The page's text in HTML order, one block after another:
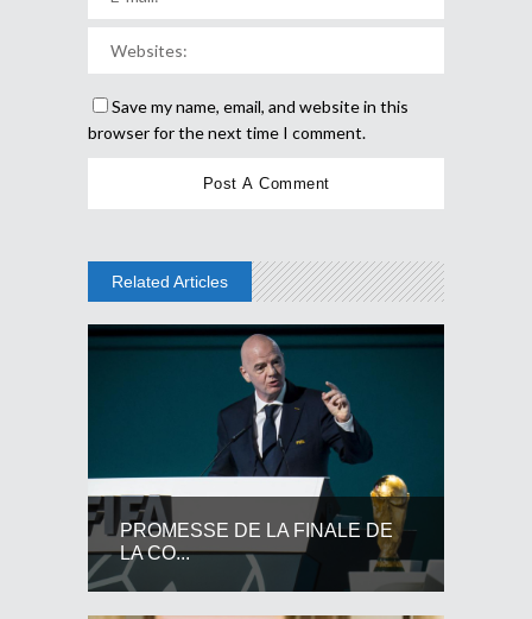
Save my name, email, and website in this
browser for the next time I comment.
Related Articles
PROMESSE DE LA FINALE DE
LA CO...